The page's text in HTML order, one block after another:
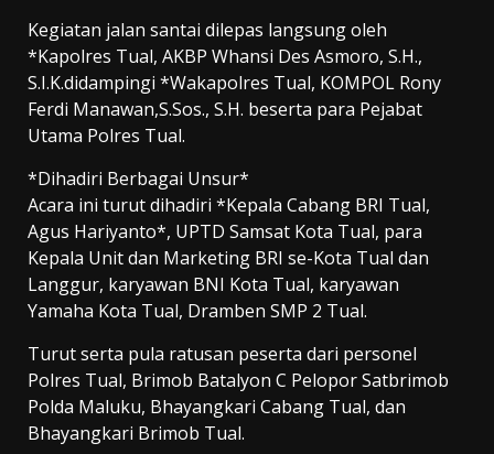
Kegiatan jalan santai dilepas langsung oleh
*Kapolres Tual, AKBP Whansi Des Asmoro, S.H.,
S.I.K.didampingi *Wakapolres Tual, KOMPOL Rony
Ferdi Manawan,S.Sos., S.H. beserta para Pejabat
Utama Polres Tual.
*Dihadiri Berbagai Unsur*
Acara ini turut dihadiri *Kepala Cabang BRI Tual,
Agus Hariyanto*, UPTD Samsat Kota Tual, para
Kepala Unit dan Marketing BRI se-Kota Tual dan
Langgur, karyawan BNI Kota Tual, karyawan
Yamaha Kota Tual, Dramben SMP 2 Tual.
Turut serta pula ratusan peserta dari personel
Polres Tual, Brimob Batalyon C Pelopor Satbrimob
Polda Maluku, Bhayangkari Cabang Tual, dan
Bhayangkari Brimob Tual.